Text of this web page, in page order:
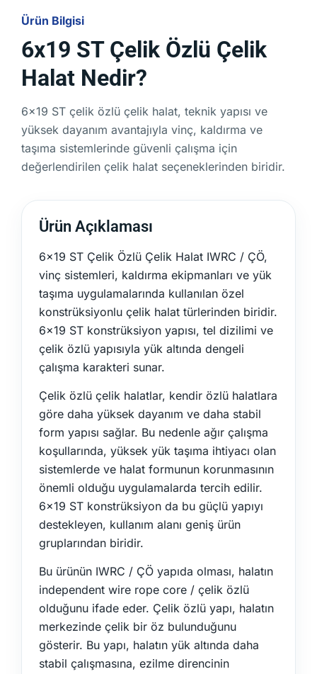
Ürün Bilgisi
6x19 ST Çelik Özlü Çelik
Halat Nedir?
6x19 ST çelik özlü çelik halat, teknik yapısı ve
yüksek dayanım avantajıyla vinç, kaldırma ve
taşıma sistemlerinde güvenli çalışma için
değerlendirilen çelik halat seçeneklerinden biridir.
Ürün Açıklaması
6x19 ST Çelik Özlü Çelik Halat IWRC / ÇÖ,
vinç sistemleri, kaldırma ekipmanları ve yük
taşıma uygulamalarında kullanılan özel
konstrüksiyonlu çelik halat türlerinden biridir.
6x19 ST konstrüksiyon yapısı, tel dizilimi ve
çelik özlü yapısıyla yük altında dengeli
çalışma karakteri sunar.
Çelik özlü çelik halatlar, kendir özlü halatlara
göre daha yüksek dayanım ve daha stabil
form yapısı sağlar. Bu nedenle ağır çalışma
koşullarında, yüksek yük taşıma ihtiyacı olan
sistemlerde ve halat formunun korunmasının
önemli olduğu uygulamalarda tercih edilir.
6x19 ST konstrüksiyon da bu güçlü yapıyı
destekleyen, kullanım alanı geniş ürün
gruplarından biridir.
Bu ürünün IWRC / ÇÖ yapıda olması, halatın
independent wire rope core / çelik özlü
olduğunu ifade eder. Çelik özlü yapı, halatın
merkezinde çelik bir öz bulunduğunu
gösterir. Bu yapı, halatın yük altında daha
stabil çalışmasına, ezilme direncinin